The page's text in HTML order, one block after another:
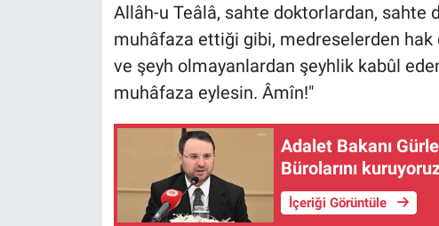
Allâh-u Teâlâ, sahte doktorlardan, sahte
muhâfaza ettiği gibi, medreselerden
ve şeyh olmayanlardan şeyhlik kabûl
muhâfaza eylesin. Âmîn!"
Adalet Bakanı
Bürolarını
İçeriği Görüntüle
Kültür Sanat
Ne demişti